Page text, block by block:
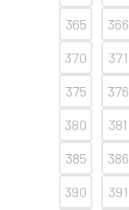
365
366
370
371
375
376
380
381
385
386
390
391